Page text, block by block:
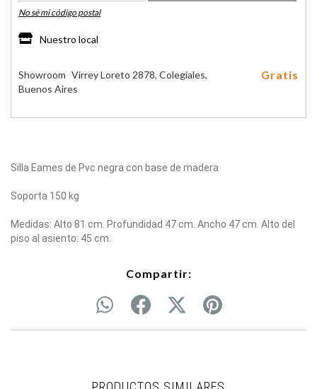
No sé mi código postal
Nuestro local
Showroom Virrey Loreto 2878, Colegiales,
Buenos Aires
Gratis
Silla Eames de Pvc negra con base de madera
Soporta 150 kg
Medidas: Alto 81 cm. Profundidad 47 cm. Ancho 47 cm. Alto del
piso al asiento: 45 cm.
Compartir: